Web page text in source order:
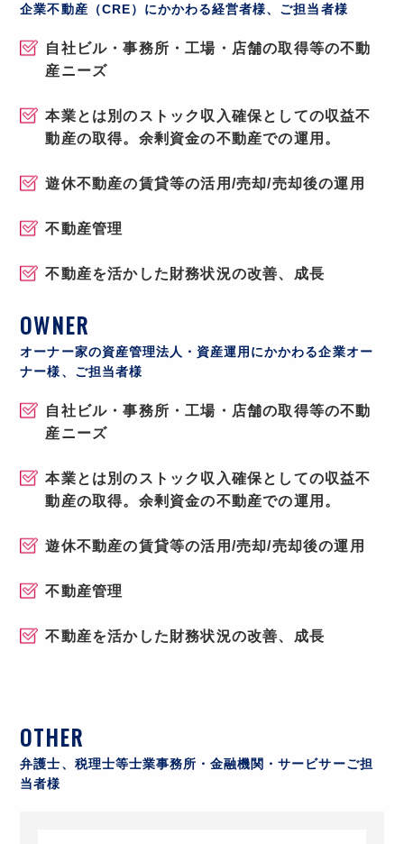
企業不動産（CRE）にかかわる経営者様、ご担当者様
自社ビル・事務所・工場・店舗の取得等の不動
産ニーズ
本業とは別のストック収入確保としての収益不
動産の取得。余剰資金の不動産での運用。
遊休不動産の賃貸等の活用/売却/売却後の運用
不動産管理
不動産を活かした財務状況の改善、成長
OWNER
オーナー家の資産管理法人・資産運用にかかわる企業オー
ナー様、ご担当者様
自社ビル・事務所・工場・店舗の取得等の不動
産ニーズ
本業とは別のストック収入確保としての収益不
動産の取得。余剰資金の不動産での運用。
遊休不動産の賃貸等の活用/売却/売却後の運用
不動産管理
不動産を活かした財務状況の改善、成長
OTHER
弁護士、税理士等士業事務所・金融機関・サービサーご担
当者様